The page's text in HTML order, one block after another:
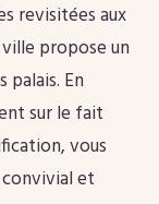
revisitées aux
propose un
En
sur le fait
vous
convivial et